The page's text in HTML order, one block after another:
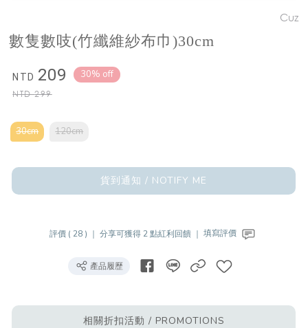
Cuz
數隻數吱(竹纖維紗布巾)30cm
NTD 209
NTD299
30% off
30cm 120cm
貨到通知 / NOTIFY ME
評價 ( 28 ) ｜分享可獲得 2 點紅利回饋 ｜填寫評價
產品履歷
相關折扣活動 / PROMOTIONS